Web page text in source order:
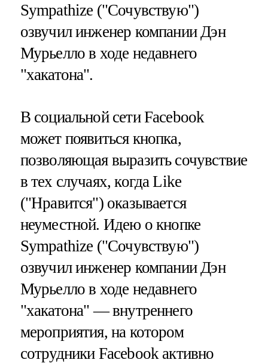
Sympathize ("Сочувствую")
озвучил инженер компании Дэн
Мурьелло в ходе недавнего
"хакатона".
В социальной сети Facebook
может появиться кнопка,
позволяющая выразить сочувствие
в тех случаях, когда Like
("Нравится") оказывается
неуместной. Идею о кнопке
Sympathize ("Сочувствую")
озвучил инженер компании Дэн
Мурьелло в ходе недавнего
"хакатона" — внутреннего
мероприятия, на котором
сотрудники Facebook активно